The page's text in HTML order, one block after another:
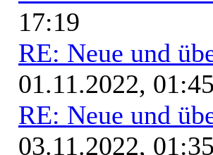
17:19
RE: Neue und
01.11.2022, 01:45
RE: Neue und
03.11.2022, 01:35